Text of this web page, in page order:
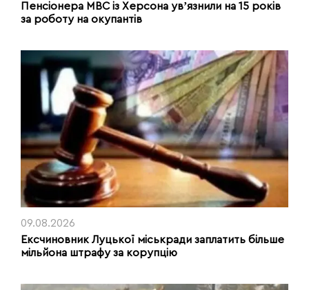
Пенсіонера МВС із Херсона увʼязнили на 15 років
за роботу на окупантів
09.08.2026
Ексчиновник Луцької міськради заплатить більше
мільйона штрафу за корупцію